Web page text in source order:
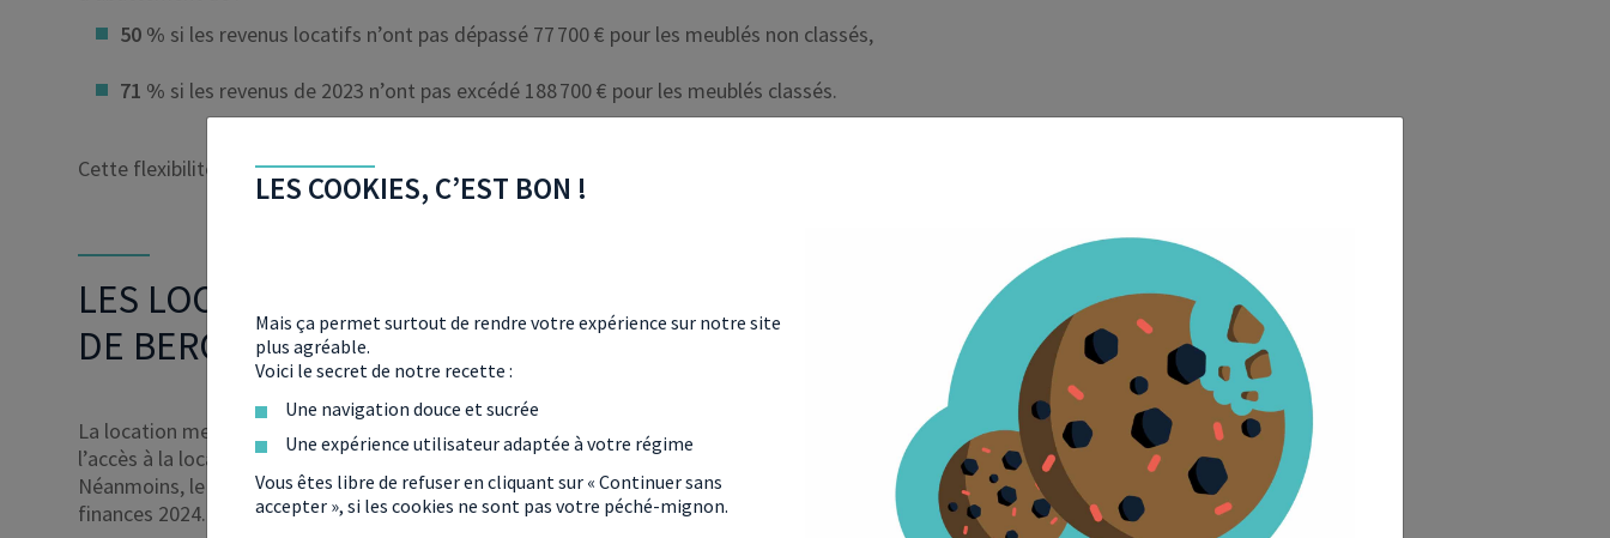
50 % si les revenus locatifs n’ont pas dépassé 77 700 € pour les meublés non classés,
71 % si les revenus de 2023 n’ont pas excédé 188 700 € pour les meublés classés.
Cette flexibilité permettra, selon le fisc, de « limiter les conséquences d’une application rétroactive ».
LES LOCATIONS AIRBNB TOUJOURS DANS LE VISEUR
DE BERCY
La location meublée touristique est néanmoins toujours au cœur des débats. Accusée d’entraver
l’accès à la location meublée traditionnelle, elle est pointée du doigt depuis le début de la crise.
Néanmoins, le doute plane encore quant à l’entrée en vigueur de l’amendement validé par la loi de
finances 2024.
LES COOKIES, C’EST BON !
Mais ça permet surtout de rendre votre expérience sur notre site
plus agréable.
Voici le secret de notre recette :
Une navigation douce et sucrée
Une expérience utilisateur adaptée à votre régime
Vous êtes libre de refuser en cliquant sur « Continuer sans
accepter », si les cookies ne sont pas votre péché-mignon.